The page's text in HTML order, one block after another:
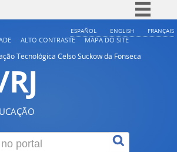
Simplifique!
ESPAÑOL ENGLISH FRANÇAIS
ALTO CONTRASTE
MAPA DO SITE
Tecnológica Celso Suckow da Fonseca